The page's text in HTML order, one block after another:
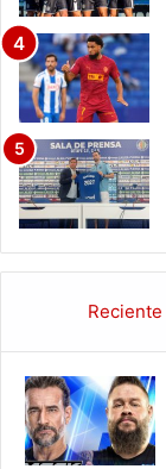
Reciente